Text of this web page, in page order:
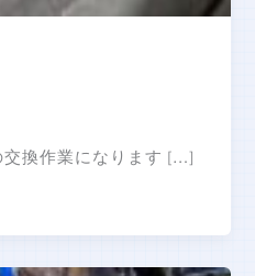
交換作業になります […]